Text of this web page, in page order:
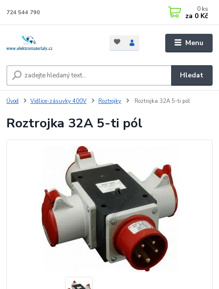
Menu
Hledat
724 544 790 0 ks
za 0 Kč
Úvod Vidlice-zásuvky 400V Roztrojky Roztrojka 32A 5-ti pól
Roztrojka 32A 5-ti pól